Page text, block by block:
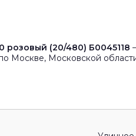
розовый (20/480) Б0045118
Москве, Московской